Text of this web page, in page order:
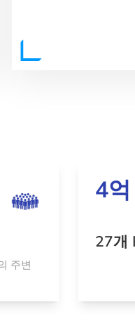
주변
4
27개